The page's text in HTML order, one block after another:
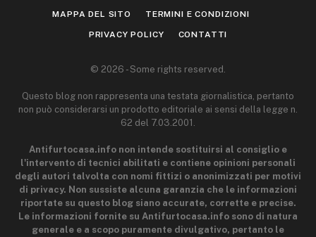
MAPPA DEL SITO TERMINI E CONDIZIONI
PRIVACY POLICY CONTATTI
© 2026 - Some rights reserved.
Questo blog non rappresenta una testata giornalistica, pertanto
non può considerarsi un prodotto editoriale ai sensi della legge n.
62 del 7.03.2001.
Antifurtocasa.info non intende sostituirsi al consiglio e
l'intervento di tecnici abilitati e contiene opinioni personali
degli autori talvolta con nomi fittizi o anonimizzati per motivi
di privacy. Non sussiste alcuna garanzia che le informazioni
riportate su questo blog siano accurate, corrette e precise.
Le informazioni fornite su Antifurtocasa.info sono di natura
generale e a scopo puramente divulgativo, pertanto le